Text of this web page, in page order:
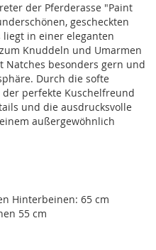
der Pferderasse "Paint
gescheckten
liegt in einer eleganten
Knuddeln und Umarmen
Natches besonders gern und
Durch die softe
perfekte Kuschelfreund
und die ausdrucksvolle
außergewöhnlich
Hinterbeinen: 65 cm
55 cm